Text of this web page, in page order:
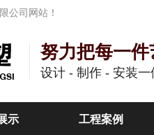
公司网站！
努力把每一
设计 - 制作 - 安装
示 工程案例